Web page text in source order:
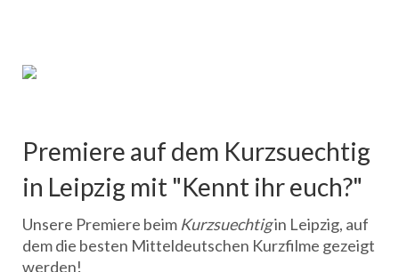
Premiere auf dem Kurzsuechtig
in Leipzig mit "Kennt ihr euch?"
Unsere Premiere beim Kurzsuechtigin Leipzig, auf
dem die besten Mitteldeutschen Kurzfilme gezeigt
werden!